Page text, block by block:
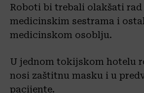
Roboti bi trebali olakšati rad
medicinskim sestrama i
medicinskom osoblju.
U jednom tokijskom hotelu
nosi zaštitnu masku i u
pacijente.